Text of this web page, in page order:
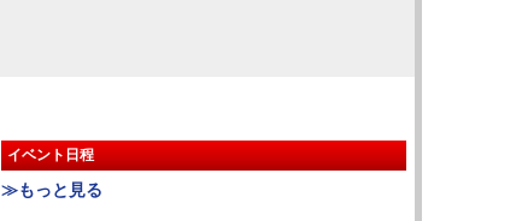
イベント日程
≫もっと見る